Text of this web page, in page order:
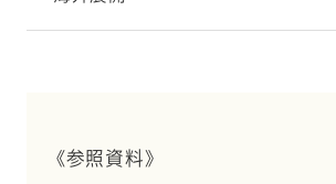
《参照資料》